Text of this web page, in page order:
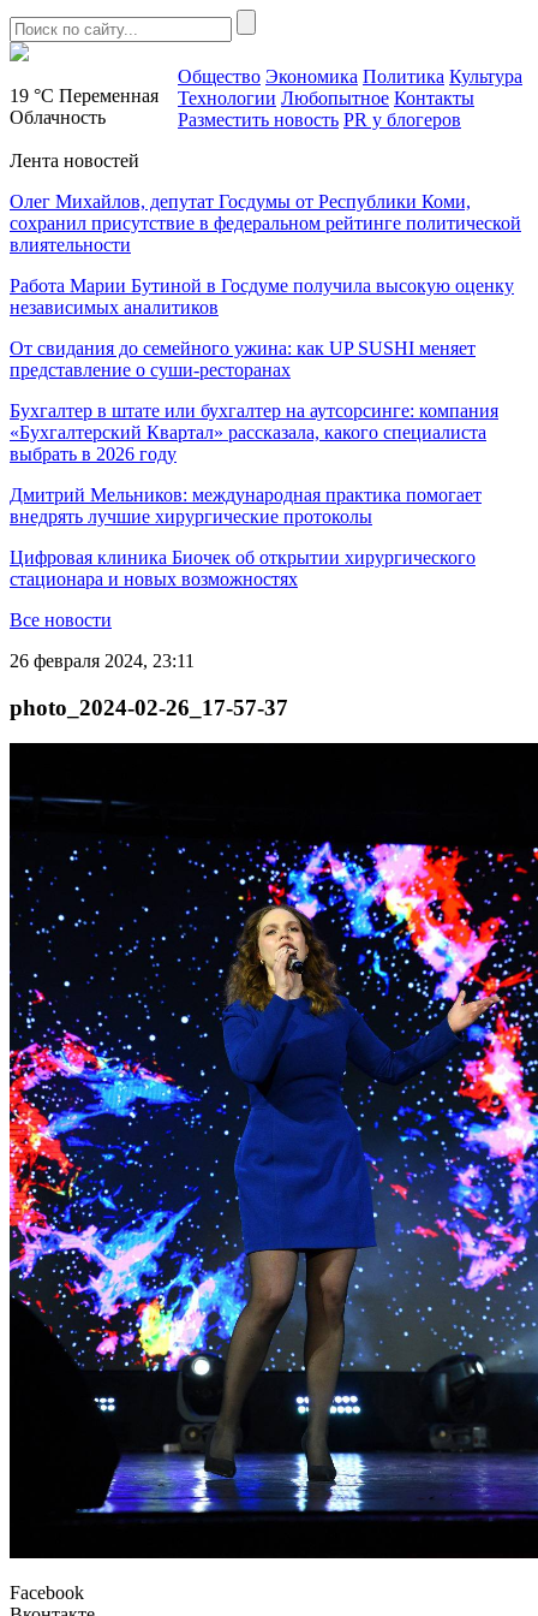
19 °C Переменная
Облачность
Общество Экономика Политика Культура
Технологии Любопытное Контакты
Разместить новость PR у блогеров
Лента новостей
Олег Михайлов, депутат Госдумы от Республики Коми,
сохранил присутствие в федеральном рейтинге политической
влиятельности
Работа Марии Бутиной в Госдуме получила высокую оценку
независимых аналитиков
От свидания до семейного ужина: как UP SUSHI меняет
представление о суши-ресторанах
Бухгалтер в штате или бухгалтер на аутсорсинге: компания
«Бухгалтерский Квартал» рассказала, какого специалиста
выбрать в 2026 году
Дмитрий Мельников: международная практика помогает
внедрять лучшие хирургические протоколы
Цифровая клиника Биочек об открытии хирургического
стационара и новых возможностях
Все новости
26 февраля 2024, 23:11
photo_2024-02-26_17-57-37
Facebook